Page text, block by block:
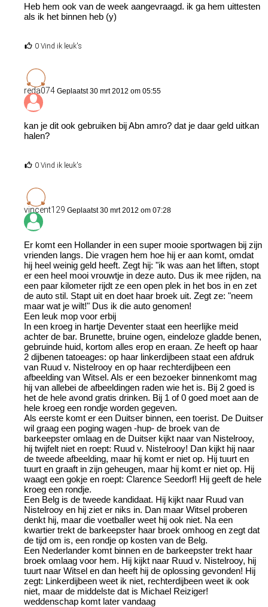
Heb hem ook van de week aangevraagd. ik ga hem uittesten
als ik het binnen heb (y)
0 Vind ik leuk's
reda074 Geplaatst 30 mrt 2012 om 05:55
kan je dit ook gebruiken bij Abn amro? dat je daar geld uitkan
halen?
0 Vind ik leuk's
vincent129 Geplaatst 30 mrt 2012 om 07:28
Er komt een Hollander in een super mooie sportwagen bij zijn
vrienden langs. Die vragen hem hoe hij er aan komt, omdat
hij heel weinig geld heeft. Zegt hij: "ik was aan het liften, stopt
er een heel mooi vrouwtje in deze auto. Dus ik mee rijden, na
een paar kilometer rijdt ze een open plek in het bos in en zet
de auto stil. Stapt uit en doet haar broek uit. Zegt ze: "neem
maar wat je wilt!" Dus ik die auto genomen!
Een leuk mop voor erbij
In een kroeg in hartje Deventer staat een heerlijke meid
achter de bar. Brunette, bruine ogen, eindeloze gladde benen,
gebruinde huid, kortom alles erop en eraan. Ze heeft op haar
2 dijbenen tatoeages: op haar linkerdijbeen staat een afdruk
van Ruud v. Nistelrooy en op haar rechterdijbeen een
afbeelding van Witsel. Als er een bezoeker binnenkomt mag
hij van allebei de afbeeldingen raden wie het is. Bij 2 goed is
het de hele avond gratis drinken. Bij 1 of 0 goed moet aan de
hele kroeg een rondje worden gegeven.
Als eerste komt er een Duitser binnen, een toerist. De Duitser
wil graag een poging wagen -hup- de broek van de
barkeepster omlaag en de Duitser kijkt naar van Nistelrooy,
hij twijfelt niet en roept: Ruud v. Nistelrooy! Dan kijkt hij naar
de tweede afbeelding, maar hij komt er niet op. Hij tuurt en
tuurt en graaft in zijn geheugen, maar hij komt er niet op. Hij
waagt een gokje en roept: Clarence Seedorf! Hij geeft de hele
kroeg een rondje.
Een Belg is de tweede kandidaat. Hij kijkt naar Ruud van
Nistelrooy en hij ziet er niks in. Dan maar Witsel proberen
denkt hij, maar die voetballer weet hij ook niet. Na een
kwartier trekt de barkeepster haar broek omhoog en zegt dat
de tijd om is, een rondje op kosten van de Belg.
Een Nederlander komt binnen en de barkeepster trekt haar
broek omlaag voor hem. Hij kijkt naar Ruud v. Nistelrooy, hij
tuurt naar Witsel en dan heeft hij de oplossing gevonden! Hij
zegt: Linkerdijbeen weet ik niet, rechterdijbeen weet ik ook
niet, maar de middelste dat is Michael Reiziger!
weddenschap komt later vandaag